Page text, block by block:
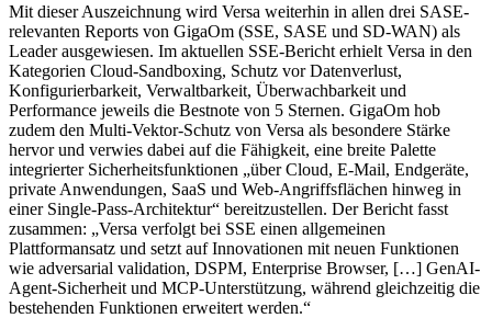
Mit dieser Auszeichnung wird Versa weiterhin in allen drei SASE-
relevanten Reports von GigaOm (SSE, SASE und SD-WAN) als
Leader ausgewiesen. Im aktuellen SSE-Bericht erhielt Versa in den
Kategorien Cloud-Sandboxing, Schutz vor Datenverlust,
Konfigurierbarkeit, Verwaltbarkeit, Überwachbarkeit und
Performance jeweils die Bestnote von 5 Sternen. GigaOm hob
zudem den Multi-Vektor-Schutz von Versa als besondere Stärke
hervor und verwies dabei auf die Fähigkeit, eine breite Palette
integrierter Sicherheitsfunktionen „über Cloud, E-Mail, Endgeräte,
private Anwendungen, SaaS und Web-Angriffsflächen hinweg in
einer Single-Pass-Architektur“ bereitzustellen. Der Bericht fasst
zusammen: „Versa verfolgt bei SSE einen allgemeinen
Plattformansatz und setzt auf Innovationen mit neuen Funktionen
wie adversarial validation, DSPM, Enterprise Browser, […] GenAI-
Agent-Sicherheit und MCP-Unterstützung, während gleichzeitig die
bestehenden Funktionen erweitert werden.“